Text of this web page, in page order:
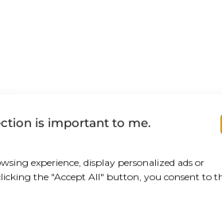
is important to me.
experience, display personalized ads or
the "Accept All" button, you consent to